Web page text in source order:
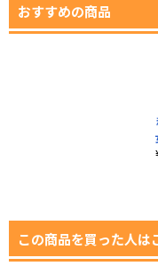
おすすめの商品
この商品を買った人は